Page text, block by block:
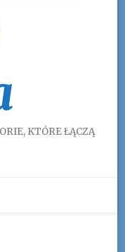
KTÓRE ŁĄCZĄ